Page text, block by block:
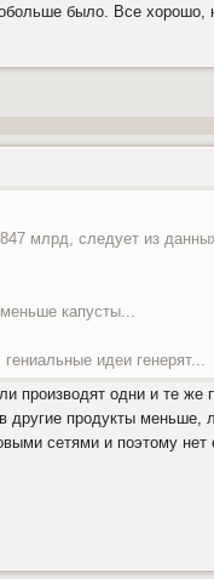
было. Все хорошо,
млрд, следует из
капусты...
идеи генерят...
производят одни и те же
другие продукты
сетями и поэтому